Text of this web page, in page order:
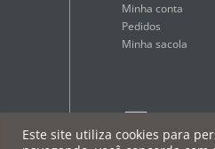
Este site utiliza cookies para
Minha conta
Pedidos
Minha sacola